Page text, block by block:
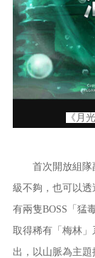
《月
首次開放組隊副
級不夠，也可以
有兩隻BOSS「猛
取得稀有「梅林
出，以山脈為主